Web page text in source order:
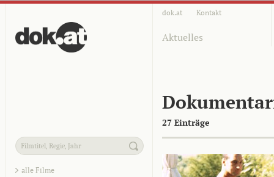
dok.at Kontakt
Aktuelles
27 Einträge
alle Filme